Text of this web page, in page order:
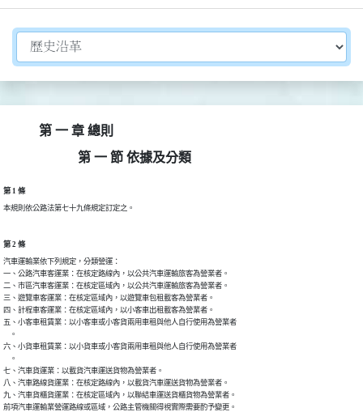
切換選擇法規資訊內容
第 一 章 總則
第 一 節 依據及分類
第 1 條
本規則依公路法第七十九條規定訂定之。
第 2 條
汽車運輸業依下列規定，分類營運：
一、公路汽車客運業：在核定路線內，以公共汽車運輸旅客為營業者。
二、市區汽車客運業：在核定區域內，以公共汽車運輸旅客為營業者。
三、遊覽車客運業：在核定區域內，以遊覽車包租載客為營業者。
四、計程車客運業：在核定區域內，以小客車出租載客為營業者。
五、小客車租賃業：以小客車或小客貨兩用車租與他人自行使用為營業者
    。
六、小貨車租賃業：以小貨車或小客貨兩用車租與他人自行使用為營業者
    。
七、汽車貨運業：以載貨汽車運送貨物為營業者。
八、汽車路線貨運業：在核定路線內，以載貨汽車運送貨物為營業者。
九、汽車貨櫃貨運業：在核定區域內，以聯結車運送貨櫃貨物為營業者。
前項汽車運輸業營運路線或區域，公路主管機關得視實際需要酌予變更。